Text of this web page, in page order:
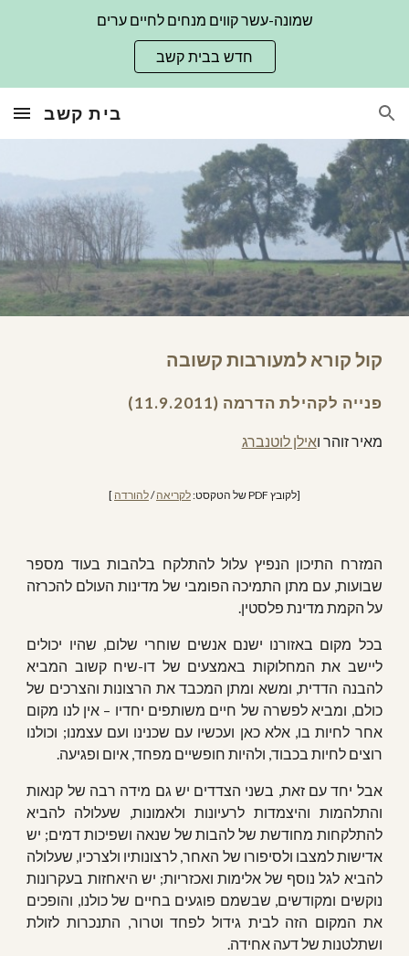
שמונה-עשר קווים מנחים לחיים ערים
חדש בבית קשב
בית קשב
קול קורא למעורבות קשובה
פנייה לקהילת הדרמה (11.9.2011)
מאיר זוהר ואילן לוטנברג
[לקובץ PDF של הטקסט: לקריאה / להורדה ]
המזרח התיכון הנפיץ עלול להתלקח בלהבות בעוד מספר
שבועות, עם מתן התמיכה הפומבי של מדינות העולם להכרזה
על הקמת מדינת פלסטין.
בכל מקום באזורנו ישנם אנשים שוחרי שלום, שהיו יכולים
ליישב את המחלוקות באמצעים של דו-שיח קשוב המביא
להבנה הדדית, ומשא ומתן המכבד את הרצונות והצרכים של
כולם, ומביא לפשרה של חיים משותפים יחדיו – אין לנו מקום
אחר לחיות בו, אלא כאן ועכשיו עם שכנינו ועם עצמנו; וכולנו
רוצים לחיות בכבוד, ולהיות חופשיים מפחד, איום ופגיעה.
אבל יחד עם זאת, בשני הצדדים יש גם מידה רבה של קנאות
והתלהמות והיצמדות לרעיונות ולאמונות, שעלולה להביא
להתלקחות מחודשת של להבות של שנאה ושפיכות דמים; יש
אדישות למצבו ולסיפורו של האחר, לרצונותיו ולצרכיו, שעלולה
להביא לגל נוסף של אלימות ואכזריות; יש היאחזות בעקרונות
נוקשים ומקודשים, שבשמם פוגעים בחיים של כולנו, והופכים
את המקום הזה לבית גידול לפחד וטרור, התנכרות לזולת
ושתלטנות של דעה אחידה.